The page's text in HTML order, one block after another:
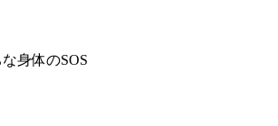
身体のSOS